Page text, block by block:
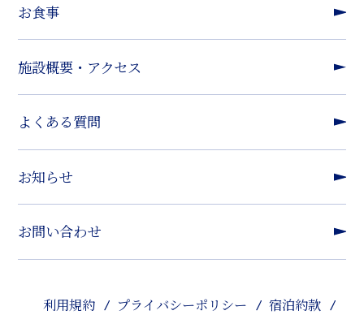
お食事
施設概要・アクセス
よくある質問
お知らせ
お問い合わせ
利用規約 プライバシーポリシー 宿泊約款